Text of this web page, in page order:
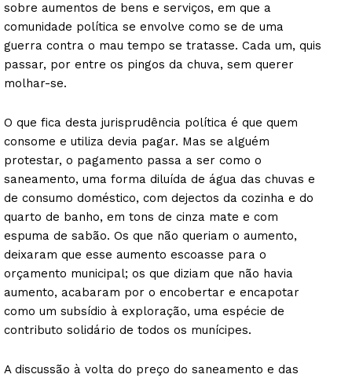
sobre aumentos de bens e serviços, em que a
comunidade política se envolve como se de uma
guerra contra o mau tempo se tratasse. Cada um, quis
passar, por entre os pingos da chuva, sem querer
molhar-se.
O que fica desta jurisprudência política é que quem
consome e utiliza devia pagar. Mas se alguém
protestar, o pagamento passa a ser como o
saneamento, uma forma diluída de água das chuvas e
de consumo doméstico, com dejectos da cozinha e do
quarto de banho, em tons de cinza mate e com
espuma de sabão. Os que não queriam o aumento,
deixaram que esse aumento escoasse para o
orçamento municipal; os que diziam que não havia
aumento, acabaram por o encobertar e encapotar
como um subsídio à exploração, uma espécie de
contributo solidário de todos os munícipes.
A discussão à volta do preço do saneamento e das